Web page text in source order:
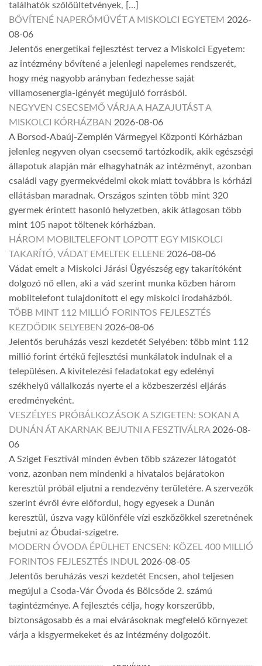
találhatók szőlőültetvények, […]
BŐVÍTENÉ NAPERŐMŰVÉT A MISKOLCI EGYETEM 2026-
08-06
Jelentős energetikai fejlesztést tervez a Miskolci Egyetem:
az intézmény bővítené a jelenlegi napelemes rendszerét,
hogy még nagyobb arányban fedezhesse saját
villamosenergia-igényét megújuló forrásból.
NEGYVEN CSECSEMŐ VÁRJA A HAZAJUTÁST A
MISKOLCI KÓRHÁZBAN 2026-08-06
A Borsod-Abaúj-Zemplén Vármegyei Központi Kórházban
jelenleg negyven olyan csecsemő tartózkodik, akik egészségi
állapotuk alapján már elhagyhatnák az intézményt, azonban
családi vagy gyermekvédelmi okok miatt továbbra is kórházi
ellátásban maradnak. Országos szinten több mint 320
gyermek érintett hasonló helyzetben, akik átlagosan több
mint 105 napot töltenek kórházban.
HÁROM MOBILTELEFONT LOPOTT EGY MISKOLCI
TAKARÍTÓ, VÁDAT EMELTEK ELLENE 2026-08-06
Vádat emelt a Miskolci Járási Ügyészség egy takarítóként
dolgozó nő ellen, aki a vád szerint munka közben három
mobiltelefont tulajdonított el egy miskolci irodaházból.
TÖBB MINT 112 MILLIÓ FORINTOS FEJLESZTÉS
KEZDŐDIK SELYEBEN 2026-08-06
Jelentős beruházás veszi kezdetét Selyében: több mint 112
millió forint értékű fejlesztési munkálatok indulnak el a
településen. A kivitelezési feladatokat egy edelényi
székhelyű vállalkozás nyerte el a közbeszerzési eljárás
eredményeként.
VESZÉLYES PRÓBÁLKOZÁSOK A SZIGETEN: SOKAN A
DUNÁN ÁT AKARNAK BEJUTNI A FESZTIVÁLRA 2026-08-
06
A Sziget Fesztivál minden évben több százezer látogatót
vonz, azonban nem mindenki a hivatalos bejáratokon
keresztül próbál eljutni a rendezvény területére. A szervezők
szerint évről évre előfordul, hogy egyesek a Dunán
keresztül, úszva vagy különféle vízi eszközökkel szeretnének
bejutni az Óbudai-szigetre.
MODERN ÓVODA ÉPÜLHET ENCSEN: KÖZEL 400 MILLIÓ
FORINTOS FEJLESZTÉS INDUL 2026-08-05
Jelentős beruházás veszi kezdetét Encsen, ahol teljesen
megújul a Csoda-Vár Óvoda és Bölcsőde 2. számú
tagintézménye. A fejlesztés célja, hogy korszerűbb,
biztonságosabb és a mai elvárásoknak megfelelő környezet
várja a kisgyermekeket és az intézmény dolgozóit.